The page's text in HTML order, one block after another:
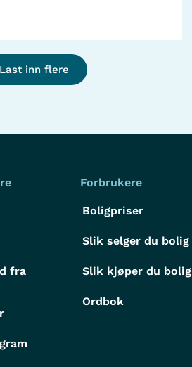
Last inn flere
fra
Forbrukere
Boligpriser
Slik selger du bolig
Slik kjøper du bolig
Ordbok